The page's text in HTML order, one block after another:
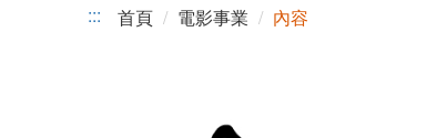
::: 首頁 電影事業 內容